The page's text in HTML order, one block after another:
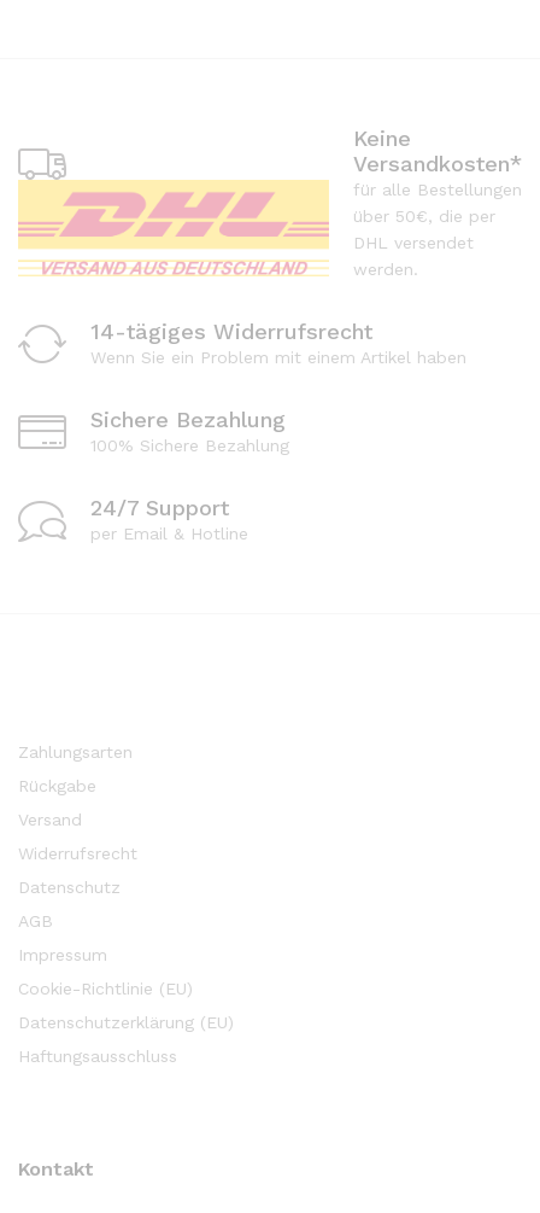
Keine
Versandkosten*
für alle Bestellungen
über 50€, die per
DHL versendet
werden.
14-tägiges Widerrufsrecht
Wenn Sie ein Problem mit einem Artikel haben
Sichere Bezahlung
100% Sichere Bezahlung
24/7 Support
per Email & Hotline
Zahlungsarten
Rückgabe
Versand
Widerrufsrecht
Datenschutz
AGB
Impressum
Cookie-Richtlinie (EU)
Datenschutzerklärung (EU)
Haftungsausschluss
Kontakt